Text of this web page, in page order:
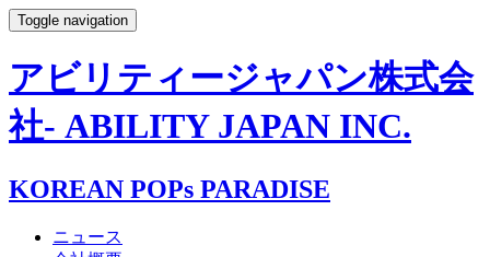
Toggle navigation
アビリティージャパン株式会
社- ABILITY JAPAN INC.
KOREAN POPs PARADISE
ニュース